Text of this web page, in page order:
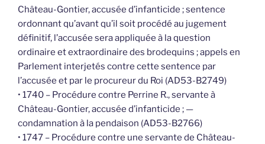
Château-Gontier, accusée d’infanticide ; sentence
ordonnant qu’avant qu’il soit procédé au jugement
définitif, l’accusée sera appliquée à la question
ordinaire et extraordinaire des brodequins ; appels en
Parlement interjetés contre cette sentence par
l’accusée et par le procureur du Roi (AD53-B2749)
• 1740 – Procédure contre Perrine R., servante à
Château-Gontier, accusée d’infanticide ; —
condamnation à la pendaison (AD53-B2766)
• 1747 – Procédure contre une servante de Château-